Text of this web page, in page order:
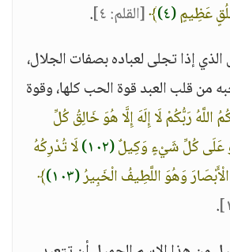
عَظِيمٍ(٤) ﴾[القلم: ٤]
.
إذا تجلى لعباده بصفات الجلال،
من قلب العبد قوة الحب كلها، وقوة
اللَّهُ رَبُّكُمْ لَا إِلَهَ إِلَّا هُوَ خَالِقُ كُلِّ
عَلَى كُلِّ شَيْءٍ وَكِيلٌ(١٠٢)
لَا تُدْرِكُهُ
وَهُوَ اللَّطِيفُ الْخَبِيرُ(١٠٣)
﴾
.